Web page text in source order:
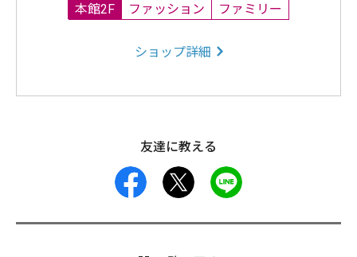
本館2F ファッション ファミリー
ショップ詳細
友達に教える
facebook